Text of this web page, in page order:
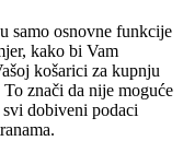
samo osnovne funkcije
kako bi Vam
košarici za kupnju
znači da nije moguće
dobiveni podaci